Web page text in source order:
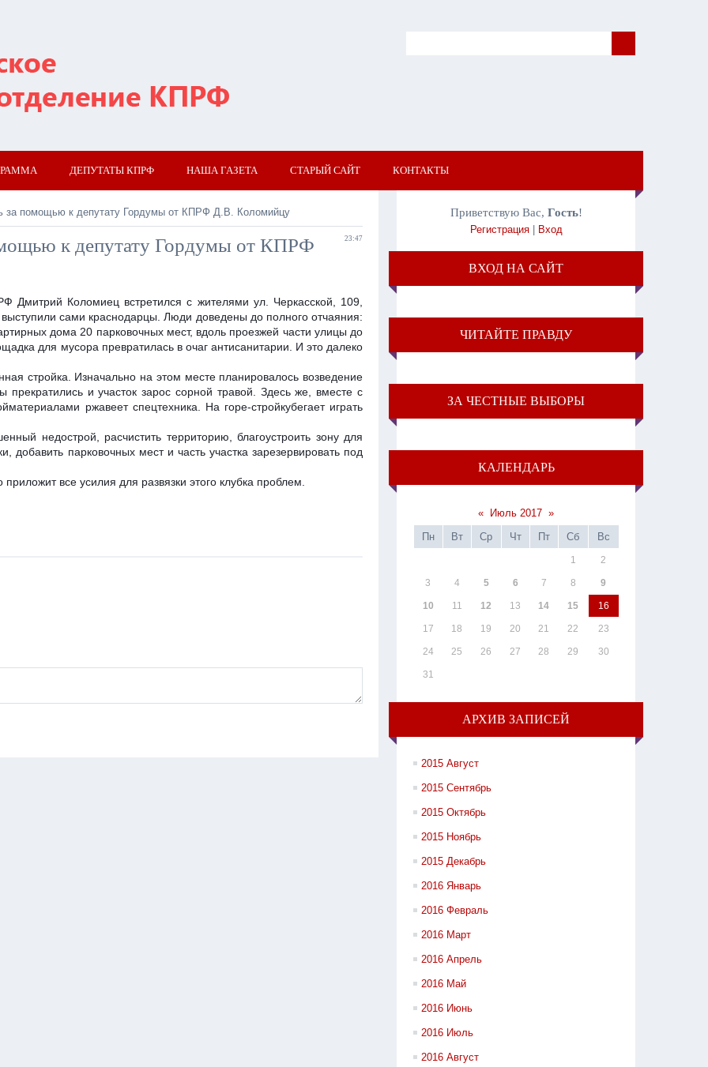
ДЕПУТАТЫ КПРФ НАША ГАЗЕТА СТАРЫЙ САЙТ КОНТАКТЫ
за помощью к депутату Гордумы от КПРФ Д.В. Коломийцу
23:47
к депутату Гордумы от КПРФ
Дмитрий Коломиец встретился с жителями ул. Черкасской, 109,
сами краснодарцы. Люди доведены до полного отчаяния:
дома 20 парковочных мест, вдоль проезжей части улицы до
для мусора превратилась в очаг антисанитарии. И это далеко
стройка. Изначально на этом месте планировалось возведение
и участок зарос сорной травой. Здесь же, вместе с
ржавеет спецтехника. На горе-стройкубегает играть
недострой, расчистить территорию, благоустроить зону для
добавить парковочных мест и часть участка зарезервировать под
все усилия для развязки этого клубка проблем.
Приветствую Вас, Гость!
Регистрация| Вход
ВХОД НА САЙТ
ЧИТАЙТЕ ПРАВДУ
ЗА ЧЕСТНЫЕ ВЫБОРЫ
КАЛЕНДАРЬ
« Июль 2017 »
Пн
Вт Ср Чт Пт Сб Вс
1 2
3 4 5 6 7 8 9
10 11 12 13 14 15 16
17 18 19 20 21 22 23
24 25 26 27 28 29 30
31
АРХИВ ЗАПИСЕЙ
2015 Август
2015 Сентябрь
2015 Октябрь
2015 Ноябрь
2015 Декабрь
2016 Январь
2016 Февраль
2016 Март
2016 Апрель
2016 Май
2016 Июнь
2016 Июль
2016 Август